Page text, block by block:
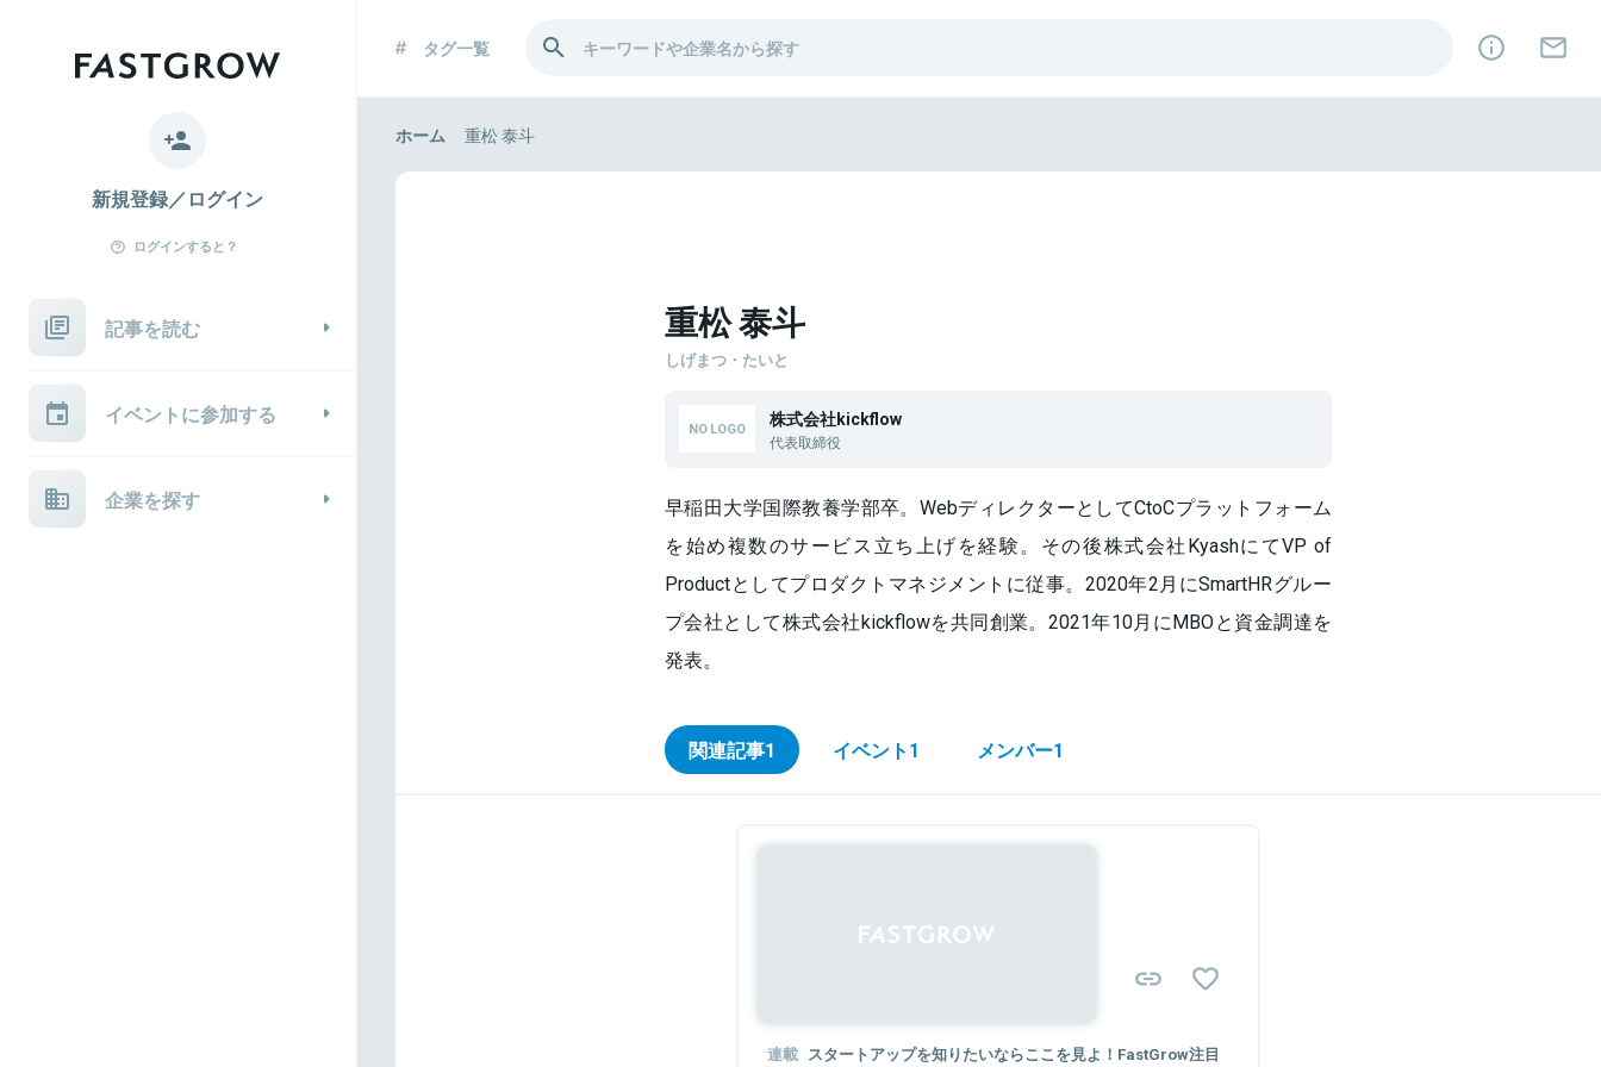
新規登録／ログイン
ログインすると？
記事を読む
イベントに参加する
企業を探す
タグ一覧
ホーム 重松 泰斗
重松 泰斗
しげまつ・たいと
株式会社kickflow
代表取締役
早稲田大学国際教養学部卒。WebディレクターとしてCtoCプラットフォーム
を始め複数のサービス立ち上げを経験。その後株式会社KyashにてVP of
Productとしてプロダクトマネジメントに従事。2020年2月にSmartHRグルー
プ会社として株式会社kickflowを共同創業。2021年10月にMBOと資金調達を
発表。
関連記事1 イベント1 メンバー1
連載 スタートアップを知りたいならここを見よ！FastGrow注目